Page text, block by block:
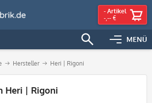
MENÜ
- Artikel
-,-- €
Hersteller Heri | Rigoni
Heri | Rigoni